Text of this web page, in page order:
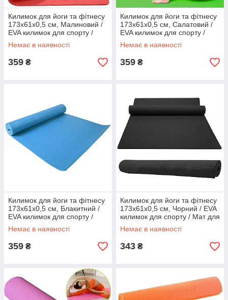
Килимок для йоги та фітнесу
173х61х0,5 см, Малиновий /
EVA килимок для спорту /
Мат для йоги / Йогомат
Немає в наявності
359 ₴
Килимок для йоги та фітнесу
173х61х0,5 см, Салатовий /
EVA килимок для спорту /
Мат для йоги / Йогомат
Немає в наявності
359 ₴
Килимок для йоги та фітнесу
173х61х0,5 см, Блакитний /
EVA килимок для спорту /
Мат для йоги / Йогомат
Немає в наявності
359 ₴
Килимок для йоги та фітнесу
173х61х0,5 см, Чорний / EVA
килимок для спорту / Мат для
йоги / Йогомат
Немає в наявності
343 ₴